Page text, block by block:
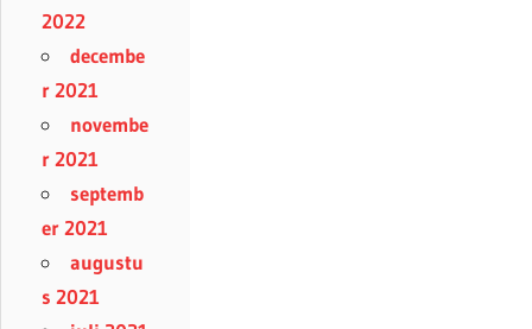
2022
decembe
r 2021
novembe
r 2021
septemb
er 2021
augustu
s 2021